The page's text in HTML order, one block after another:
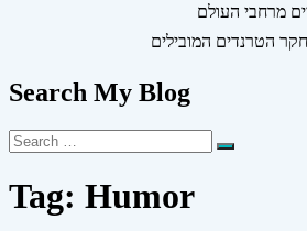
Search My Blog
Search
for:
Search
Tag: Humor